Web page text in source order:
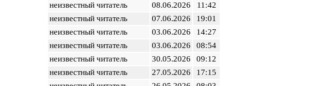
неизвестный читатель
08.06.2026
11:42
неизвестный читатель
07.06.2026
19:01
неизвестный читатель
03.06.2026
14:27
неизвестный читатель
03.06.2026
08:54
неизвестный читатель
30.05.2026
09:12
неизвестный читатель
27.05.2026
17:15